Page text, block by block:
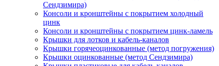
Сендзимира)
Консоли и кронштейны с покрытием холодный
цинк
Консоли и кронштейны с покрытием цинк-ламель
Крышки для лотков и кабель-каналов
Крышки горячеоцинкованные (метод погружения)
Крышки оцинкованные (метод Сендзимира)